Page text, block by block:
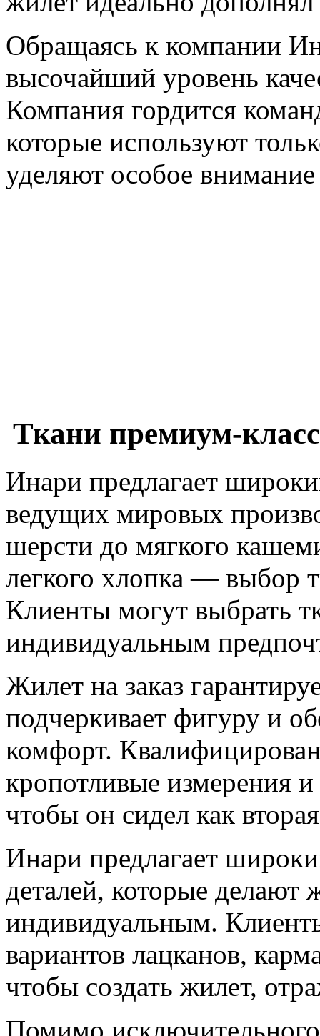
Обращаясь к компании
высочайший уровень
Компания гордится
которые используют
уделяют особое
Ткани премиум-
Инари предлагает
ведущих мировых
шерсти до мягкого
легкого хлопка — выбор
Клиенты могут выбрать
индивидуальным
Жилет на заказ
подчеркивает фигуру и
комфорт.
кропотливые измерения
чтобы он сидел как
Инари предлагает
деталей, которые делают
индивидуальным.
вариантов лацканов,
чтобы создать жилет,
Помимо